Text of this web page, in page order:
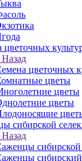
цветочных
Назад
цветочных
цветы
цветы
цветы
сибирской
Назад
сибирской